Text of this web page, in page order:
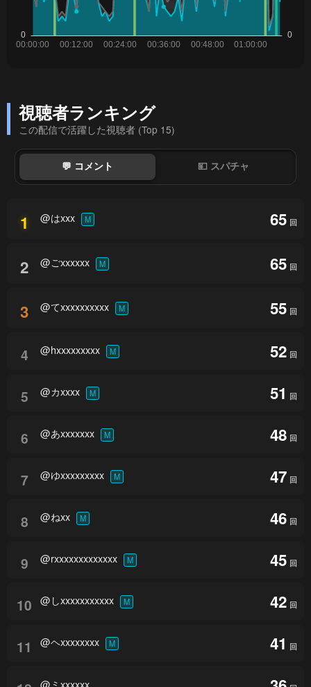
視聴者ランキング
この配信で活躍した視聴者 (Top 15)
💬 コメント 💴 スパチャ
1 @はxxx M 65 回
2 @ごxxxxxx M 65 回
3 @てxxxxxxxxxx M 55 回
4 @hxxxxxxxxx M 52 回
5 @カxxxx M 51 回
6 @あxxxxxxx M 48 回
7 @ゆxxxxxxxxx M 47 回
8 @ねxx M 46 回
9 @rxxxxxxxxxxxxx M 45 回
10 @しxxxxxxxxxxx M 42 回
11 @ヘxxxxxxxx M 41 回
@ミxxxxxx